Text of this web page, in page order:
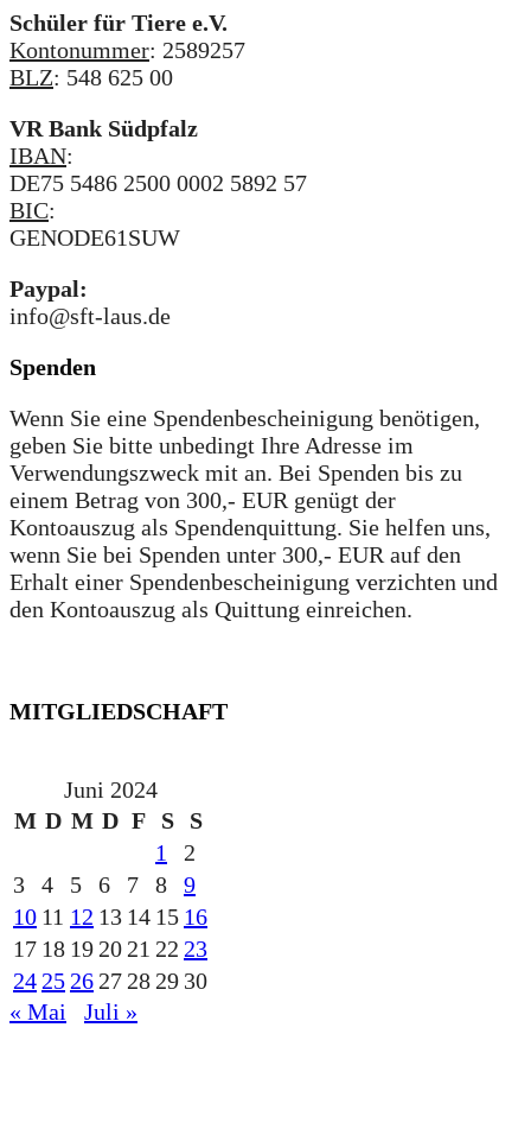
Schüler für Tiere e.V.
Kontonummer: 2589257
BLZ: 548 625 00
VR Bank Südpfalz
IBAN:
DE75 5486 2500 0002 5892 57
BIC:
GENODE61SUW
Paypal:
info@sft-laus.de
Spenden
Wenn Sie eine Spendenbescheinigung benötigen,
geben Sie bitte unbedingt Ihre Adresse im
Verwendungszweck mit an. Bei Spenden bis zu
einem Betrag von 300,- EUR genügt der
Kontoauszug als Spendenquittung. Sie helfen uns,
wenn Sie bei Spenden unter 300,- EUR auf den
Erhalt einer Spendenbescheinigung verzichten und
den Kontoauszug als Quittung einreichen.
MITGLIEDSCHAFT
Juni 2024
M D M D F S
S
1
2
3
4 5 6 7 8
9
10 11 12 13 14 15 16
17 18 19 20 21 22 23
24 25 26 27 28 29 30
« Mai
Juli »